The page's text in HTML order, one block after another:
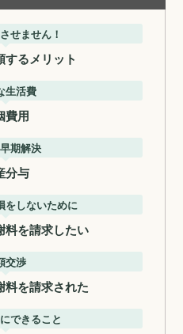
せません！
るメリット
生活費
費用
期解決
分与
をしないために
料を請求したい
交渉
料を請求された
できること